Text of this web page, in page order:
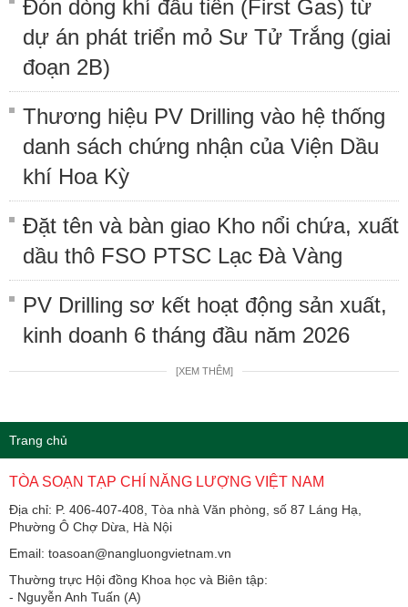
Đón dòng khí đầu tiên (First Gas) từ
dự án phát triển mỏ Sư Tử Trắng (giai
đoạn 2B)
Thương hiệu PV Drilling vào hệ thống
danh sách chứng nhận của Viện Dầu
khí Hoa Kỳ
Đặt tên và bàn giao Kho nổi chứa, xuất
dầu thô FSO PTSC Lạc Đà Vàng
PV Drilling sơ kết hoạt động sản xuất,
kinh doanh 6 tháng đầu năm 2026
[XEM THÊM]
Trang chủ
TÒA SOẠN TẠP CHÍ NĂNG LƯỢNG VIỆT NAM
Địa chỉ: P. 406-407-408, Tòa nhà Văn phòng, số 87 Láng Hạ,
Phường Ô Chợ Dừa, Hà Nội
Email: toasoan@nangluongvietnam.vn
Thường trực Hội đồng Khoa học và Biên tập:
​​​​​​- Nguyễn Anh Tuấn (A)